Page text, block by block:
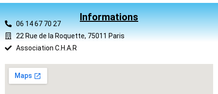
Informations
06 14 67 70 27
22 Rue de la Roquette, 75011 Paris
Association C.H.A.R